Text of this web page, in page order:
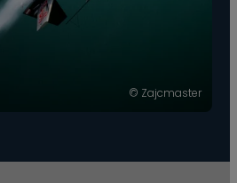
© Zajcmaster